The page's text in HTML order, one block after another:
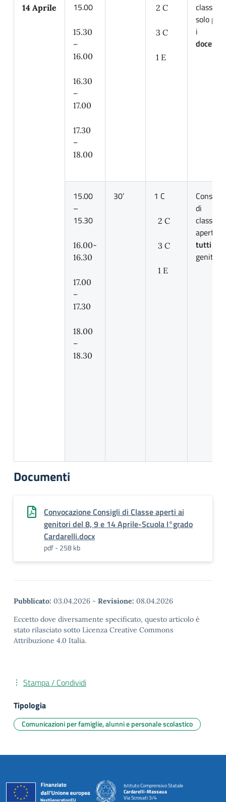
14 Aprile
15.00
15.30
–
16.00
16.30
–
17.00
17.30
–
18.00
2 C
3 C
1 E
classe
solo per
i
docenti
15.00
–
15.30
16.00-
16.30
17.00
–
17.30
18.00
–
18.30
30’ 1 C
2 C
3 C
1 E
Consigli
di
classe
aperti a
tutti
genitori.
Documenti
Convocazione Consigli di Classe aperti ai
genitori del 8, 9 e 14 Aprile-Scuola I°grado
Cardarelli.docx
pdf - 258 kb
Pubblicato: 03.04.2026 - Revisione: 08.04.2026
Eccetto dove diversamente specificato, questo articolo è
stato rilasciato sotto Licenza Creative Commons
Attribuzione 4.0 Italia.
Stampa / Condividi
Tipologia
Comunicazioni per famiglie, alunni e personale scolastico
Istituto Comprensivo Statale
Cardarelli-Massaua
Via Scrosati 3/4